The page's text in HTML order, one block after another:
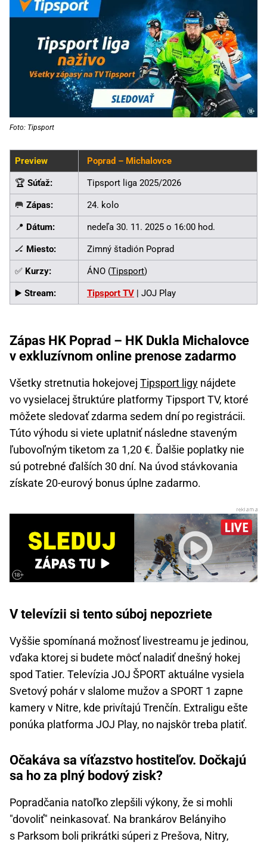
Foto: Tipsport
Preview Poprad – Michalovce
🏆 Súťaž: Tipsport liga 2025/2026
🥅 Zápas: 24. kolo
📍 Dátum: nedeľa 30. 11. 2025 o 16:00 hod.
🏒 Miesto: Zimný štadión Poprad
✅ Kurzy: ÁNO (Tipsport)
▶️ Stream: Tipsport TV | JOJ Play
Zápas HK Poprad – HK Dukla Michalovce
v exkluzívnom online prenose zadarmo
Všetky stretnutia hokejovej Tipsport ligy nájdete
vo vysielacej štruktúre platformy Tipsport TV, ktoré
môžete sledovať zdarma sedem dní po registrácii.
Túto výhodu si viete uplatniť následne staveným
ľubovoľným tiketom za 1,20 €. Ďalšie poplatky nie
sú potrebné ďalších 30 dní. Na úvod stávkovania
získate 20-eurový bonus úplne zadarmo.
V televízii si tento súboj nepozriete
Vyššie spomínaná možnosť livestreamu je jedinou,
vďaka ktorej si budete môcť naladiť dnešný hokej
spod Tatier. Televízia JOJ ŠPORT aktuálne vysiela
Svetový pohár v slalome mužov a SPORT 1 zapne
kamery v Nitre, kde privítajú Trenčín. Extraligu ešte
ponúka platforma JOJ Play, no najskôr treba platiť.
Očakáva sa víťazstvo hostiteľov. Dočkajú
sa ho za plný bodový zisk?
Popradčania natoľko zlepšili výkony, že si mohli
"dovoliť" neinkasovať. Na brankárov Belányiho
s Parksom boli prikrátki súperi z Prešova, Nitry,